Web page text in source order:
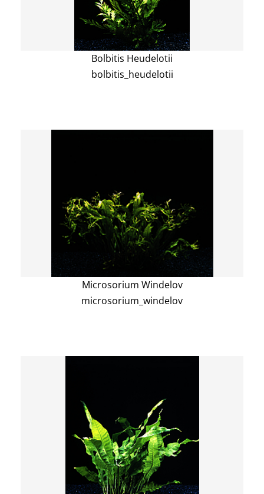
Bolbitis Heudelotii
bolbitis_heudelotii
Microsorium Windelov
microsorium_windelov